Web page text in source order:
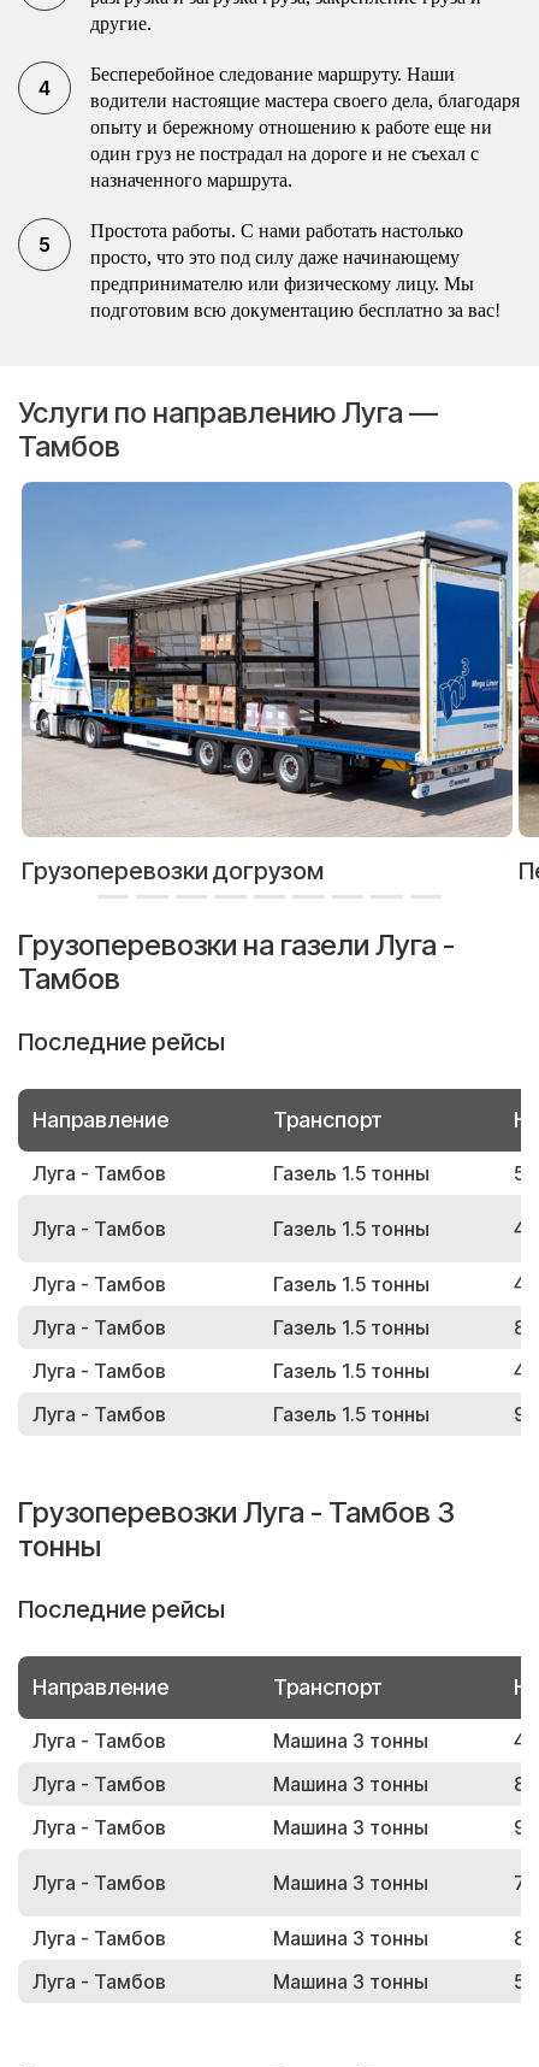
другие.
Бесперебойное следование маршруту. Наши
водители настоящие мастера своего дела, благодаря
опыту и бережному отношению к работе еще ни
один груз не пострадал на дороге и не съехал с
назначенного маршрута.
Простота работы. С нами работать настолько
просто, что это под силу даже начинающему
предпринимателю или физическому лицу. Мы
подготовим всю документацию бесплатно за вас!
Услуги по направлению Луга —
Тамбов
Грузоперевозки догрузом
Грузоперевозки на газели Луга -
Тамбов
Последние рейсы
Направление Транспорт
Луга - Тамбов Газель 1.5 тонны
Луга - Тамбов Газель 1.5 тонны
Луга - Тамбов Газель 1.5 тонны
Луга - Тамбов
Газель 1.5 тонны
Луга - Тамбов
Газель 1.5 тонны
Луга - Тамбов
Газель 1.5 тонны
Грузоперевозки Луга - Тамбов 3
тонны
Последние рейсы
Направление Транспорт
Луга - Тамбов Машина 3 тонны
Луга - Тамбов
Машина 3 тонны
Луга - Тамбов
Машина 3 тонны
Луга - Тамбов Машина 3 тонны
Луга - Тамбов Машина 3 тонны
Луга - Тамбов
Машина 3 тонны